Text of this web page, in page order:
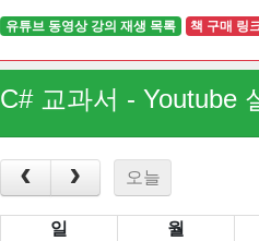
유튜브 동영상 강의 재생 목록 책 구매 링
C# 교과서 - Youtube
오늘
일 월